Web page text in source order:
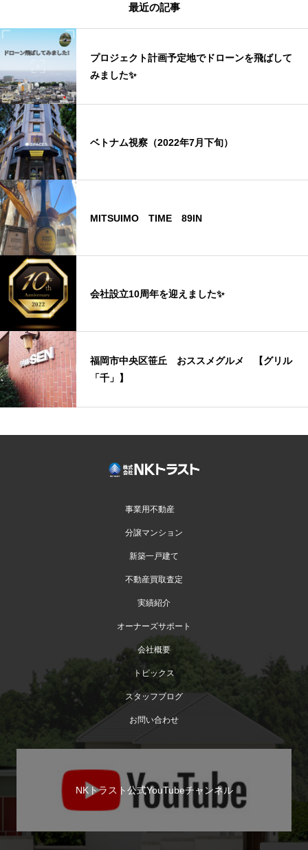
最近の記事
プロジェクト計画予定地でドローンを飛ばして
みました✨
ベトナム視察（2022年7月下旬）
MITSUIMO TIME 89IN
会社設立10周年を迎えました✨
福岡市中央区笹丘 おススメグルメ 【グリル
「千」】
事業用不動産
分譲マンション
新築一戸建て
不動産買取査定
実績紹介
オーナーズサポート
会社概要
トピックス
スタッフブログ
お問い合わせ
NKトラスト公式YouTubeチャンネル